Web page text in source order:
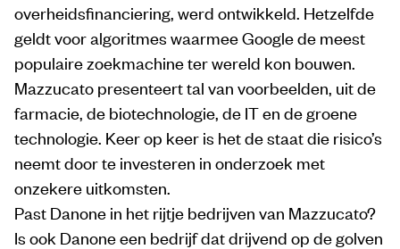
overheidsfinanciering, werd ontwikkeld. Hetzelfde
geldt voor algoritmes waarmee Google de meest
populaire zoekmachine ter wereld kon bouwen.
Mazzucato presenteert tal van voorbeelden, uit de
farmacie, de biotechnologie, de IT en de groene
technologie. Keer op keer is het de staat die risico’s
neemt door te investeren in onderzoek met
onzekere uitkomsten.
Past Danone in het rijtje bedrijven van Mazzucato?
Is ook Danone een bedrijf dat drijvend op de golven